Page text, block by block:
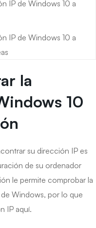
IP de Windows 10 a
IP de Windows 10 a
la
10
su dirección IP es
de su ordenador
le permite comprobar la
Windows, por lo que
IP aquí.